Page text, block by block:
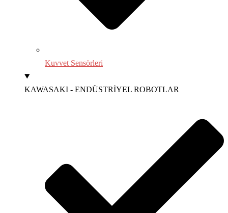
Kuvvet Sensörleri
KAWASAKI - ENDÜSTRİYEL ROBOTLAR